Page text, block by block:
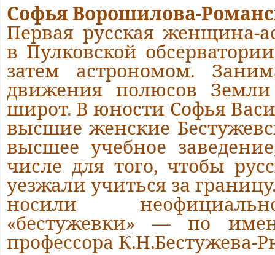
Софья Ворошилова-
Первая русская женщина-
в Пулковской
затем астрономом.
движения полюсов
широт. В юности Софья
высшие женские
высшее учебное
числе для того, чтобы
уезжали учиться за
носили
«бестужевки» — по
профессора К.Н.Бестужева-